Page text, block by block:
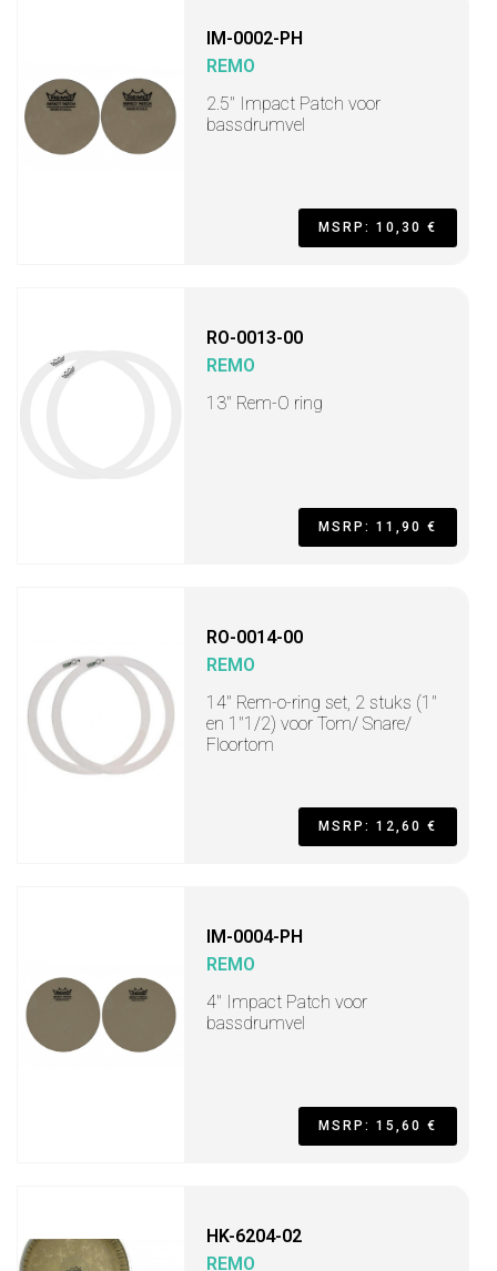
IM-0002-PH
REMO
2.5" Impact Patch voor
bassdrumvel
MSRP: 10,30 €
RO-0013-00
REMO
13" Rem-O ring
MSRP: 11,90 €
RO-0014-00
REMO
14" Rem-o-ring set, 2 stuks (1"
en 1"1/2) voor Tom/ Snare/
Floortom
MSRP: 12,60 €
IM-0004-PH
REMO
4" Impact Patch voor
bassdrumvel
MSRP: 15,60 €
HK-6204-02
REMO